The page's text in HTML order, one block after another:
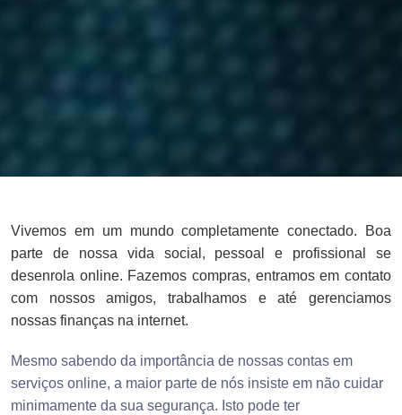
Vivemos em um mundo completamente conectado. Boa
parte de nossa vida social, pessoal e profissional se
desenrola online. Fazemos compras, entramos em contato
com nossos amigos, trabalhamos e até gerenciamos
nossas finanças na internet.
Mesmo sabendo da importância de nossas contas em
serviços online, a maior parte de nós insiste em não cuidar
minimamente da sua segurança. Isto pode ter